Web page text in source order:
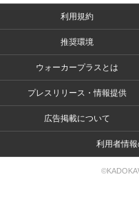
利用規約
推奨環境
ウォーカープラスとは
プレスリリース・情報提供
広告掲載について
利用者情